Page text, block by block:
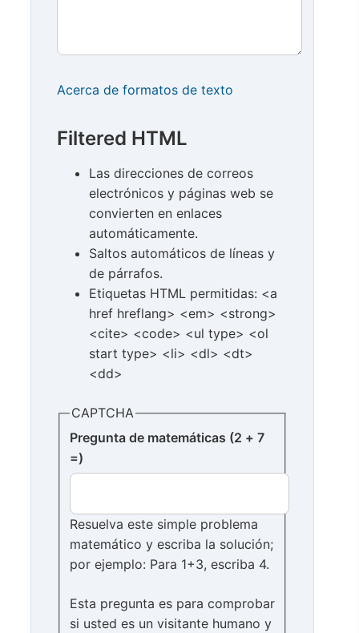
Acerca de formatos de texto
Filtered HTML
Las direcciones de correos
electrónicos y páginas web se
convierten en enlaces
automáticamente.
Saltos automáticos de líneas y
de párrafos.
Etiquetas HTML permitidas: <a
href hreflang> <em> <strong>
<cite> <code> <ul type> <ol
start type> <li> <dl> <dt>
<dd>
CAPTCHA
Pregunta de matemáticas (2 + 7
=)
Resuelva este simple problema
matemático y escriba la solución;
por ejemplo: Para 1+3, escriba 4.
Esta pregunta es para comprobar
si usted es un visitante humano y